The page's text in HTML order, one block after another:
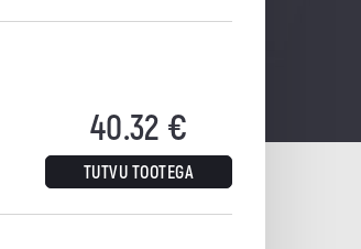
40.32 €
TUTVU TOOTEGA